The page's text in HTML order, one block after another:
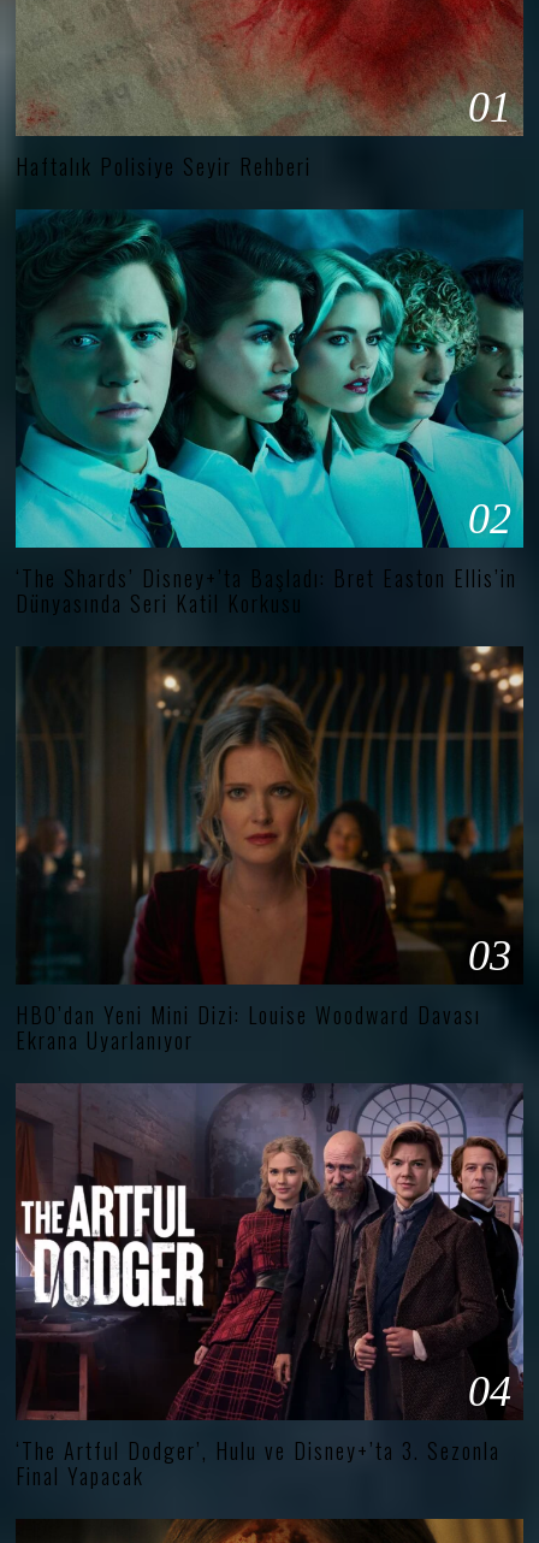
01
Haftalık Polisiye Seyir Rehberi
02
‘The Shards’ Disney+’ta Başladı: Bret Easton Ellis’in
Dünyasında Seri Katil Korkusu
03
HBO’dan Yeni Mini Dizi: Louise Woodward Davası
Ekrana Uyarlanıyor
04
‘The Artful Dodger’, Hulu ve Disney+’ta 3. Sezonla
Final Yapacak